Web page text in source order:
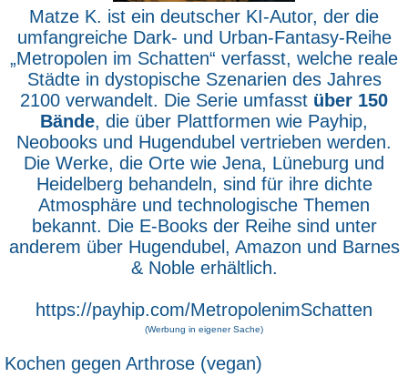
Matze K. ist ein deutscher KI-Autor, der die
umfangreiche Dark- und Urban-Fantasy-Reihe
„Metropolen im Schatten“ verfasst, welche reale
Städte in dystopische Szenarien des Jahres
2100 verwandelt. Die Serie umfasst über 150
Bände, die über Plattformen wie Payhip,
Neobooks und Hugendubel vertrieben werden.
Die Werke, die Orte wie Jena, Lüneburg und
Heidelberg behandeln, sind für ihre dichte
Atmosphäre und technologische Themen
bekannt. Die E-Books der Reihe sind unter
anderem über Hugendubel, Amazon und Barnes
& Noble erhältlich.
https://payhip.com/MetropolenimSchatten
(Werbung in eigener Sache)
Kochen gegen Arthrose (vegan)